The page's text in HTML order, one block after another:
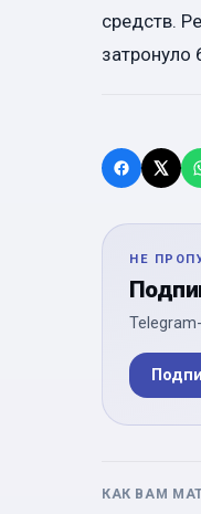
средств.
затронуло
НЕ
КАК ВАМ